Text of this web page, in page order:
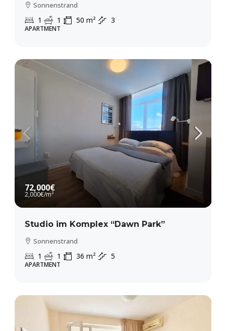
Sonnenstrand
1 1 50 m² 3
APARTMENT
72,000€
2,000€/m²
Studio im Komplex “Dawn Park”
Sonnenstrand
1 1 36 m² 5
APARTMENT